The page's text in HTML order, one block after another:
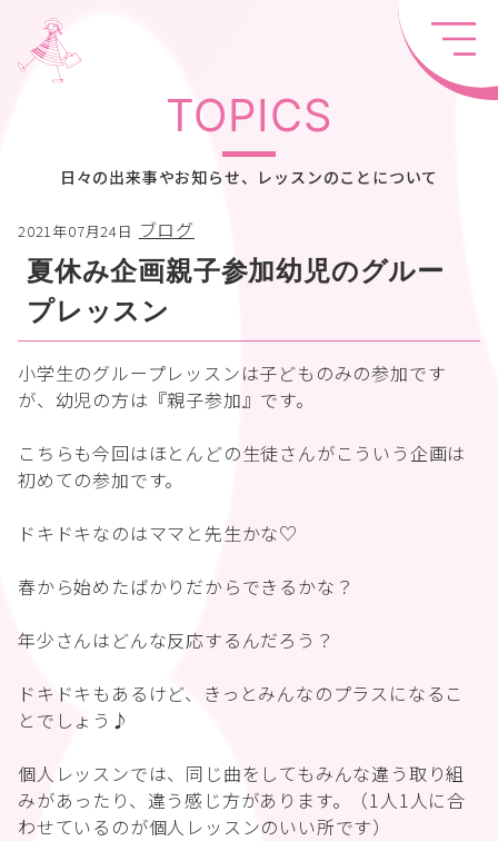
TOPICS
日々の出来事やお知らせ、レッスンのことについて
2021年07月24日 ブログ
夏休み企画親子参加幼児のグルー
プレッスン
小学生のグループレッスンは子どものみの参加です
が、幼児の方は『親子参加』です。
こちらも今回はほとんどの生徒さんがこういう企画は
初めての参加です。
ドキドキなのはママと先生かな♡
春から始めたばかりだからできるかな？
年少さんはどんな反応するんだろう？
ドキドキもあるけど、きっとみんなのプラスになるこ
とでしょう♪
個人レッスンでは、同じ曲をしてもみんな違う取り組
みがあったり、違う感じ方があります。（1人1人に合
わせているのが個人レッスンのいい所です）